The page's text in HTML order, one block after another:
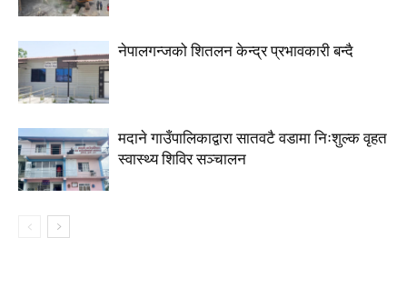
नेपालगन्जको शितलन केन्द्र प्रभावकारी बन्दै
मदाने गाउँपालिकाद्वारा सातवटै वडामा निःशुल्क वृहत
स्वास्थ्य शिविर सञ्चालन